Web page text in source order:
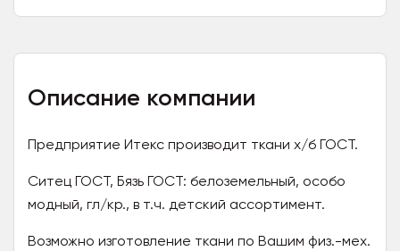
Описание компании
Предприятие Итекс производит ткани х/б ГОСТ.
Ситец ГОСТ, Бязь ГОСТ: белоземельный, особо
модный, гл/кр., в т.ч. детский ассортимент.
Возможно изготовление ткани по Вашим физ.-мех.